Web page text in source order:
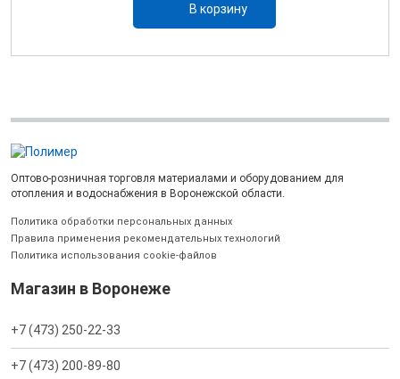
В корзину
Оптово-розничная торговля материалами и оборудованием для
отопления и водоснабжения в Воронежской области.
Политика обработки персональных данных
Правила применения рекомендательных технологий
Политика использования cookie-файлов
Магазин в Воронеже
+7 (473) 250-22-33
+7 (473) 200-89-80